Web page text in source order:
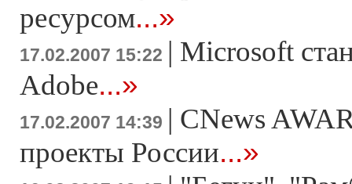
ресурсом...»
17.02.2007 15:22 | Microsoft
Adobe...»
17.02.2007 14:39 | CNews
проекты России...»